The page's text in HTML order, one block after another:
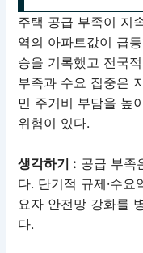
주택 공급 부족이 지
역의 아파트값이 급
승을 기록했고 전국
부족과 수요 집중은
민 주거비 부담을 높
위험이 있다.
생각하기 : 공급 부족
다. 단기적 규제·수
요자 안전망 강화를
다.